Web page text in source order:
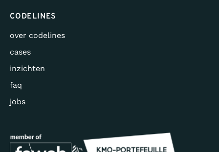
CODELINES
over codelines
cases
inzichten
faq
jobs